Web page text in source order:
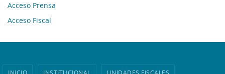
Acceso Prensa
Acceso Fiscal